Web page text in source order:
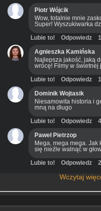
Piotr Wójcik
Wow, totalnie mnie
Super! Wyszukiwarka
Lubie to! Odpowiedz
Agnieszka Kamińska
Najlepsza jakość, jaką
wrócę! Filmy w świetnej
Lubie to! Odpowiedz
Dominik Wojtasik
Niesamowita historia i
mną na długo
Lubie to! Odpowiedz
Paweł Pietrzop
Mega, mega mega. Jak
się nieźle walnąć w
Lubie to! Odpowiedz
Wczytaj